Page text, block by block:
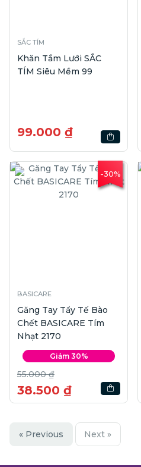
SẮC TÍM
Khăn Tắm Lưới SẮC
TÍM Siêu Mềm 99
99.000 ₫
-30%
BASICARE
Găng Tay Tẩy Tế Bào
Chết BASICARE Tím
Nhạt 2170
Giảm 30%
55.000 ₫
38.500 ₫
« Previous Next »